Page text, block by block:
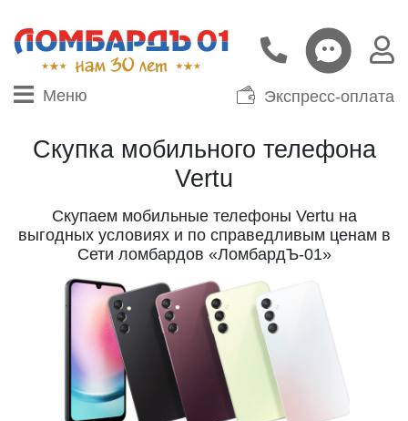
Меню Экспресс-оплата
Скупка мобильного телефона
Vertu
Скупаем мобильные телефоны Vertu на
выгодных условиях и по справедливым ценам в
Сети ломбардов «ЛомбардЪ-01»